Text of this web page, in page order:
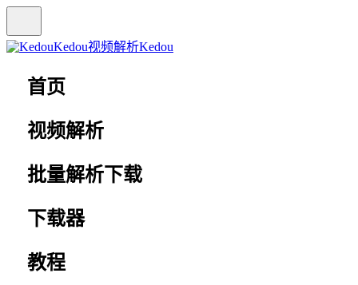
Kedou视频解析Kedou
首页
视频解析
批量解析下载
下载器
教程